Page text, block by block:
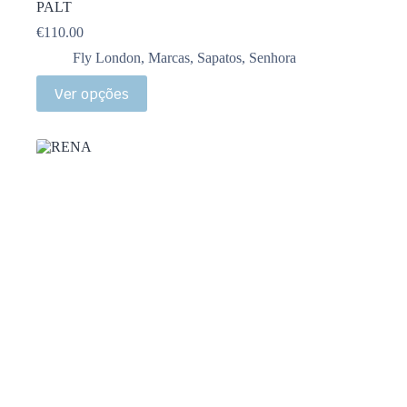
PALT
€110.00
Fly London, Marcas, Sapatos, Senhora
Ver opções